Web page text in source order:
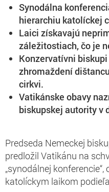
Synodálna
hierarchiu katolíckej
Laici získavajú
záležitostiach, čo je
Konzervatívni
zhromaždení
cirkvi.
Vatikánske obavy
biskupskej autority v
Predseda Nemeckej
predložil Vatikánu na
„synodálnej
katolíckym laikom